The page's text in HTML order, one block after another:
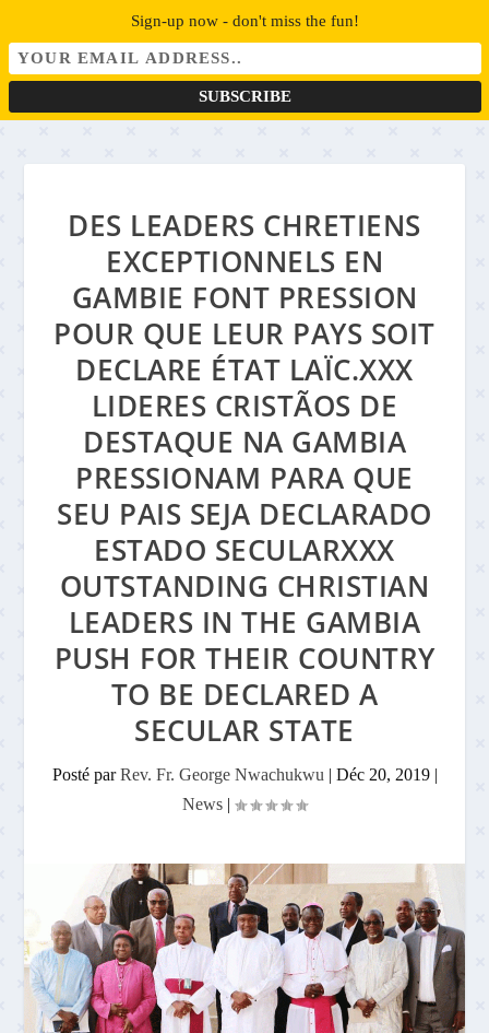
DES LEADERS CHRETIENS
EXCEPTIONNELS EN
GAMBIE FONT PRESSION
POUR QUE LEUR PAYS SOIT
DECLARE ÉTAT LAÏC.XXX
LIDERES CRISTÃOS DE
DESTAQUE NA GAMBIA
PRESSIONAM PARA QUE
SEU PAIS SEJA DECLARADO
ESTADO SECULARXXX
OUTSTANDING CHRISTIAN
LEADERS IN THE GAMBIA
PUSH FOR THEIR COUNTRY
TO BE DECLARED A
SECULAR STATE
Posté parRev. Fr. George Nwachukwu | Déc 20, 2019|
News |
Sign-up now - don't miss the fun!